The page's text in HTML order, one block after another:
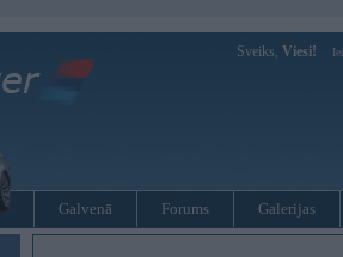
Sveiks, Viesi!
Galvenā Forums Galerijas